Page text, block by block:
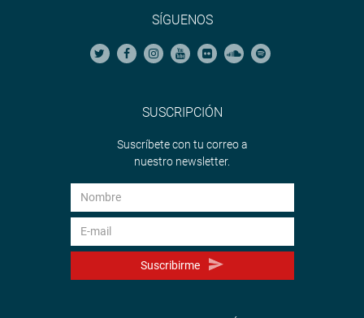
SÍGUENOS
SUSCRIPCIÓN
Suscríbete con tu correo a
nuestro newsletter.
Suscribirme